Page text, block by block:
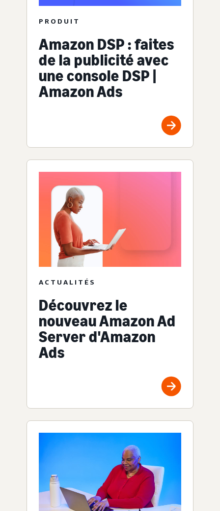
PRODUIT
Amazon DSP : faites
de la publicité avec
une console DSP |
Amazon Ads
ACTUALITÉS
Découvrez le
nouveau Amazon Ad
Server d'Amazon
Ads